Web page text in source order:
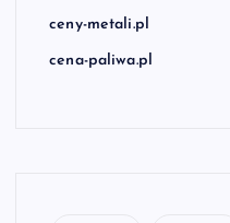
ceny-metali.pl
cena-paliwa.pl